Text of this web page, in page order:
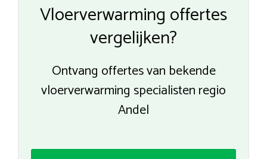
Vloerverwarming offertes
vergelijken?
Ontvang offertes van bekende
vloerverwarming specialisten regio
Andel